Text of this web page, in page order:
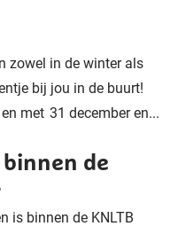
zowel in de winter als
bij jou in de buurt!
met 31 december en...
binnen de
is binnen de KNLTB